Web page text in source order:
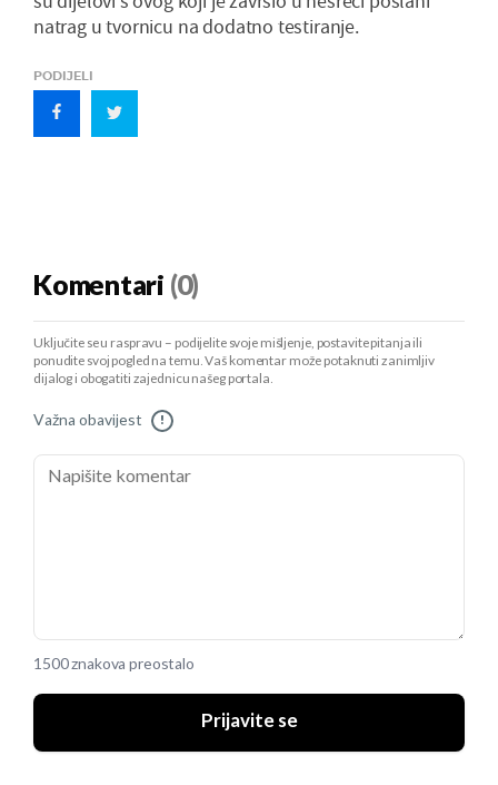
natrag u tvornicu na dodatno testiranje.
PODIJELI
Komentari (0)
Uključite se u raspravu – podijelite svoje mišljenje, postavite pitanja ili
ponudite svoj pogled na temu. Vaš komentar može potaknuti zanimljiv
dijalog i obogatiti zajednicu našeg portala.
Važna obavijest !
1500 znakova preostalo
Prijavite se